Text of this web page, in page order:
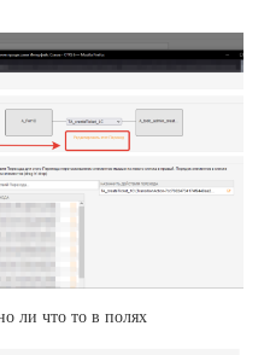
ли что то в полях